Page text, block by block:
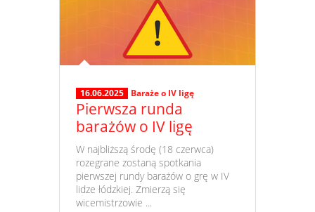
16.06.2025 Baraże o IV ligę
Pierwsza runda
barażów o IV ligę
​ W najbliższą środę (18 czerwca)
rozegrane zostaną spotkania
pierwszej rundy barażów o grę w IV
lidze łódzkiej. Zmierzą się
wicemistrzowie ...